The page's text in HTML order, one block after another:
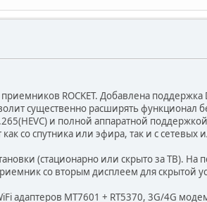
ROCKET. Добавлена
существенно расширять функционал
и полной аппаратной
со спутника или эфира, так и с сетевых
(стационарно или скрыто за ТВ).
со вторым дисплеем для скрытой
адаптеров MT7601 + RT5370, 3G/4G